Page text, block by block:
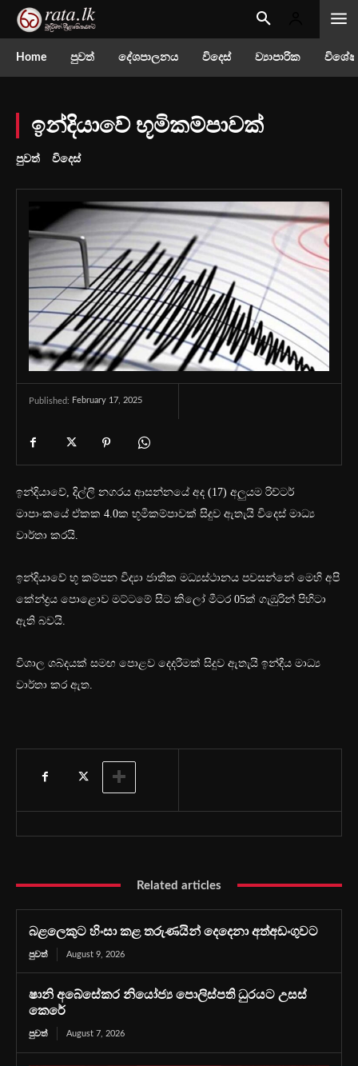
Home පුවත් දේශපාලනය විදෙස් ව්‍යාපාරික
ඉන්දියාවේ භූමිකම්පාවක්
පුවත් විදෙස්
Published: February 17, 2025
ඉන්දියාවේ, දිල්ලි නගරය ආසන්නයේ අද (17) අලුයම රිච්ටර්
මාපාංකයේ ඒකක 4.0ක භූමිකම්පාවක් සිදුව ඇතැයි විදෙස් මාධ්‍ය
වාර්තා කරයි.
ඉන්දියාවේ භූ කම්පන විද්‍යා ජාතික මධ්‍යස්ථානය පවසන්නේ මෙහි අපි
කේන්ද්‍රය පොළොව මට්ටමේ සිට කිලෝ මීටර 05ක් ගැඹුරින් පිහිටා
ඇති බවයි.
විශාල ශබ්දයක් සමඟ පෙ‍ාළව දෙදරීමක් සිදුව ඇතැයි ඉන්දීය මාධ්‍ය
වාර්තා කර ඇත.
Related articles
බළලෙකුට හිංසා කළ තරුණයින් දෙදෙනා අත්අඩංගුවට
පුවත් August 9, 2026
ෂානි අබේසේකර නියෝජ්‍ය පොලිස්පති ධුරයට උසස්
කෙරේ
පුවත් August 7, 2026